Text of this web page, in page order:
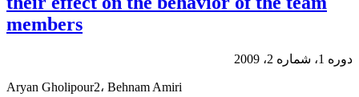
members
دوره 1، شماره 2، 2009
Aryan Gholipour2، Behnam Amiri